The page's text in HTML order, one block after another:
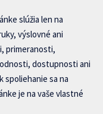
slúžia len na
výslovné ani
primeranosti,
dostupnosti ani
spoliehanie sa na
je na vaše vlastné